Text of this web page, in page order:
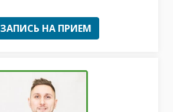
ЗАПИСЬ НА ПРИЕМ